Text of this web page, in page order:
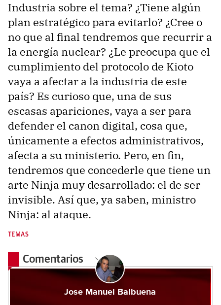
Industria sobre el tema? ¿Tiene algún
plan estratégico para evitarlo? ¿Cree o
no que al final tendremos que recurrir a
la energía nuclear? ¿Le preocupa que el
cumplimiento del protocolo de Kioto
vaya a afectar a la industria de este
país? Es curioso que, una de sus
escasas apariciones, vaya a ser para
defender el canon digital, cosa que,
únicamente a efectos administrativos,
afecta a su ministerio. Pero, en fin,
tendremos que concederle que tiene un
arte Ninja muy desarrollado: el de ser
invisible. Así que, ya saben, ministro
Ninja: al ataque.
TEMAS
Comentarios
Jose Manuel Balbuena